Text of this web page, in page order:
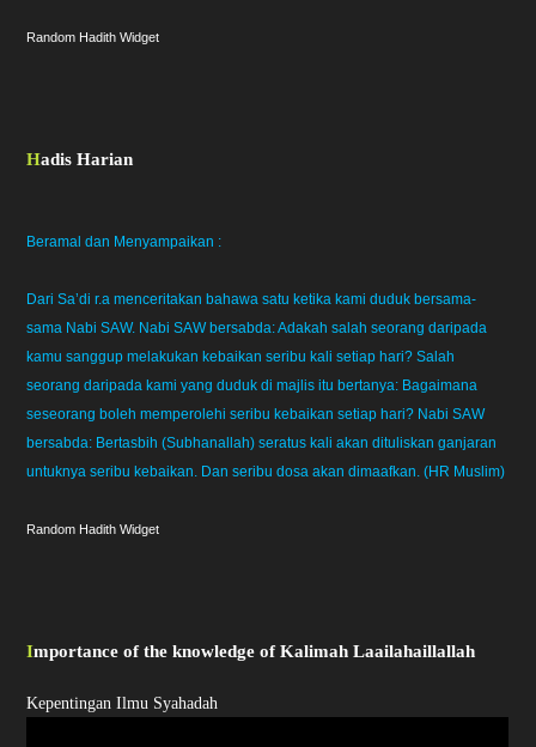
Random Hadith Widget
Hadis Harian
Beramal dan Menyampaikan :
Dari Sa’di r.a menceritakan bahawa satu ketika kami duduk bersama-
sama Nabi SAW. Nabi SAW bersabda: Adakah salah seorang daripada
kamu sanggup melakukan kebaikan seribu kali setiap hari? Salah
seorang daripada kami yang duduk di majlis itu bertanya: Bagaimana
seseorang boleh memperolehi seribu kebaikan setiap hari? Nabi SAW
bersabda: Bertasbih (Subhanallah) seratus kali akan dituliskan ganjaran
untuknya seribu kebaikan. Dan seribu dosa akan dimaafkan. (HR Muslim)
Random Hadith Widget
Importance of the knowledge of Kalimah Laailahaillallah
Kepentingan Ilmu Syahadah